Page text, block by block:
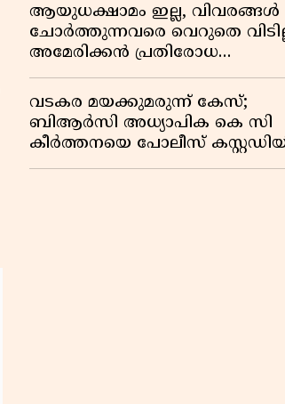
ആയുധക്ഷാമം ഇല്ല, വിവരങ്ങൾ
ചോർത്തുന്നവരെ വെറുതെ
അമേരിക്കൻ പ്രതിരോധ
സെക്രട്ടറിയുമായി
ട്രംപ്
വടകര മയക്കുമരുന്ന് കേസ്;
ബിആർസി അധ്യാപിക കെ സി
കീർത്തനയെ പോലീസ്
വിട്ടു